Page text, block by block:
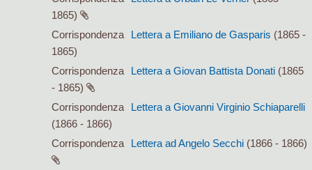
1865)
Corrispondenza
Lettera a Emiliano de Gasparis (1865 -
1865)
Corrispondenza
Lettera a Giovan Battista Donati (1865
- 1865)
Corrispondenza
Lettera a Giovanni Virginio Schiaparelli
(1866 - 1866)
Corrispondenza
Lettera ad Angelo Secchi (1866 - 1866)